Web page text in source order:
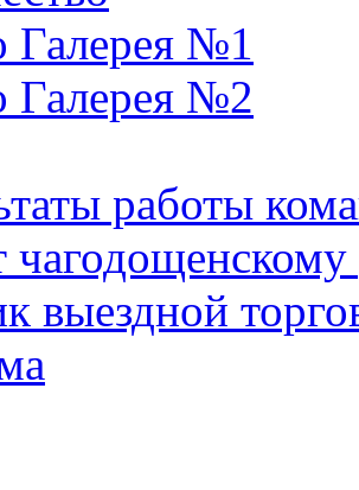
Галерея №1
Галерея №2
работы
выездной